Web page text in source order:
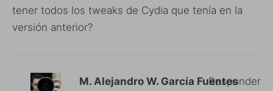
tener todos los tweaks de Cydia que tenía en la
versión anterior?
M. Alejandro W. García Fuentes
Responder